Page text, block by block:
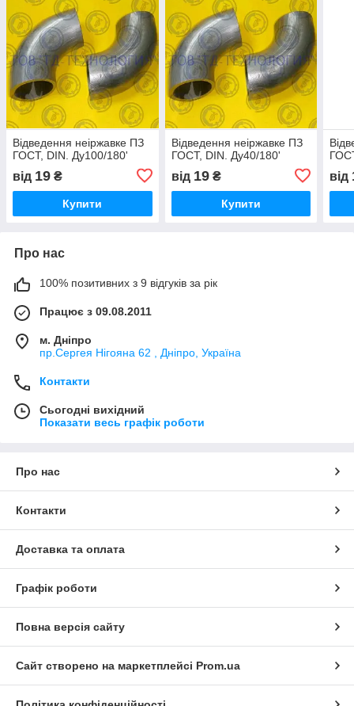
Відведення неіржавке ПЗ
ГОСТ, DIN. Ду100/180'
від 19 ₴
Купити
Відведення неіржавке ПЗ
ГОСТ, DIN. Ду40/180'
від 19₴
Купити
від
Про нас
100% позитивних з 9 відгуків за рік
Працює з 09.08.2011
м. Дніпро
пр.Сергея Нігояна 62 , Дніпро, Україна
Контакти
Сьогодні вихідний
Показати весь графік роботи
Про нас
Контакти
Доставка та оплата
Графік роботи
Повна версія сайту
Сайт створено на маркетплейсі Prom.ua